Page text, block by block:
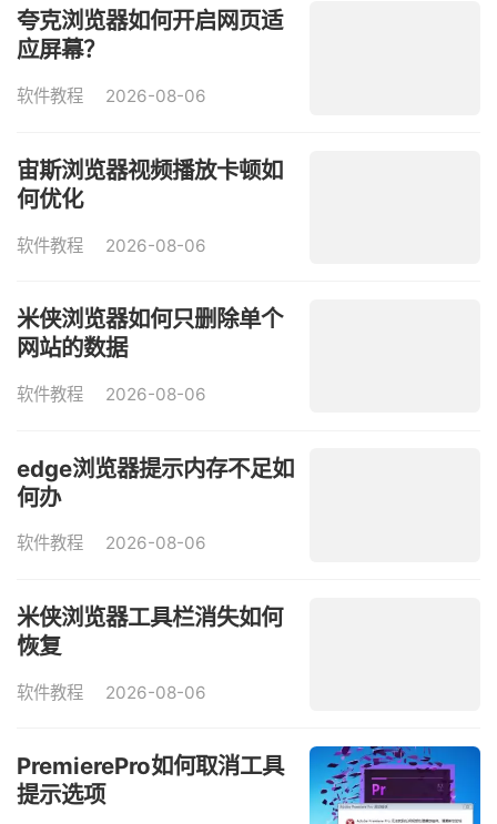
夸克浏览器如何开启网页适
应屏幕？
软件教程 2026-08-06
宙斯浏览器视频播放卡顿如
何优化
软件教程 2026-08-06
米侠浏览器如何只删除单个
网站的数据
软件教程 2026-08-06
edge浏览器提示内存不足如
何办
软件教程 2026-08-06
米侠浏览器工具栏消失如何
恢复
软件教程 2026-08-06
PremierePro如何取消工具
提示选项